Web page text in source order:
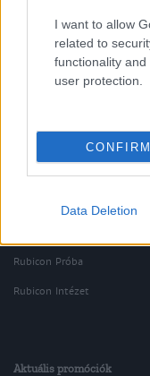
I want to allow
related to
functionality
user protection.
CONFIRM
Data Deletion
Oldalaink
Rubicon Próba
Rubicon Intézet
Aktuális promóciók